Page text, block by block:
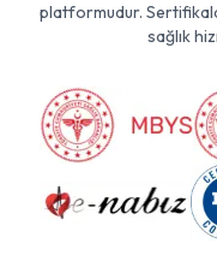
platformudur.
sağlık